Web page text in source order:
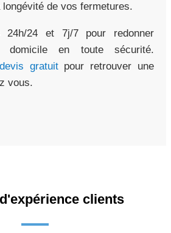
de vos fermetures.
24h/24 et 7j/7 pour redonner
domicile en toute sécurité.
gratuitpour retrouver une
vous.
clients